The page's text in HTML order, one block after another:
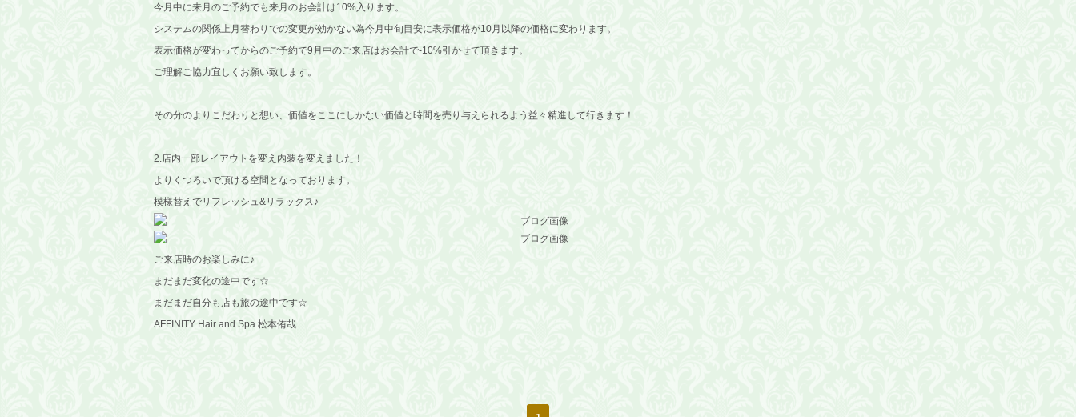
今月中に来月のご予約でも来月のお会計は10%入ります。
システムの関係上月替わりでの変更が効かない為今月中旬目安に表示価格が10月以降の価格に変わります。
表示価格が変わってからのご予約で9月中のご来店はお会計で-10%引かせて頂きます。
ご理解ご協力宜しくお願い致します。
その分のよりこだわりと想い、価値をここにしかない価値と時間を売り与えられるよう益々精進して行きます！
2.店内一部レイアウトを変え内装を変えました！
よりくつろいで頂ける空間となっております。
模様替えでリフレッシュ&リラックス♪
ご来店時のお楽しみに♪
まだまだ変化の途中です☆
まだまだ自分も店も旅の途中です☆
AFFINITY Hair and Spa 松本侑哉